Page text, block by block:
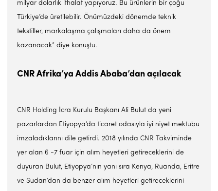
milyar dolarlık ithalat yapıyoruz. Bu ürünlerin bir çoğu
Türkiye’de üretilebilir. Önümüzdeki dönemde teknik
tekstiller, markalaşma çalışmaları daha da önem
kazanacak” diye konuştu.
CNR Afrika’ya Addis Ababa’dan açılacak
CNR Holding İcra Kurulu Başkanı Ali Bulut da yeni
pazarlardan Etiyopya’da ticaret odasıyla iyi niyet mektubu
imzaladıklarını dile getirdi. 2018 yılında CNR Takviminde
yer alan 6 -7 fuar için alım heyetleri getireceklerini de
duyuran Bulut, Etiyopya’nın yanı sıra Kenya, Ruanda, Eritre
ve Sudan’dan da benzer alım heyetleri getireceklerini